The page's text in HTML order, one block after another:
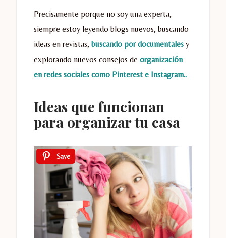
Precisamente porque no soy una experta,
siempre estoy leyendo blogs nuevos, buscando
ideas en revistas, buscando por documentales y
explorando nuevos consejos de organización
en redes sociales como Pinterest e Instagram..
Ideas que funcionan
para organizar tu casa
Save